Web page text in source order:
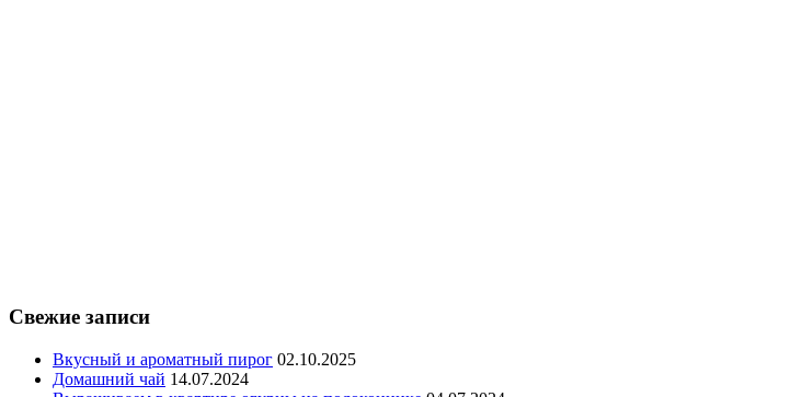
Свежие записи
Вкусный и ароматный пирог 02.10.2025
Домашний чай 14.07.2024